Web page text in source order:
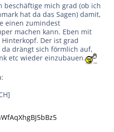
beschäftige mich grad (ob ich
hat da das Sagen) damit,
einen zumindest
machen kann. Eben mit
Der ist grad
drängt sich förmlich auf,
etc wieder einzubauen.